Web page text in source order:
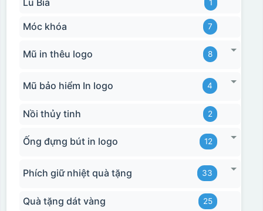
Hộp xi bình giữ nhiệt
1
Móc khóa 7
Mũ in thêu logo 8
Mũ bảo hiểm In logo 4
Nồi thủy tinh 2
Ống đựng bút in logo 12
Phích giữ nhiệt quà tặng 33
Quà tặng dát vàng 25